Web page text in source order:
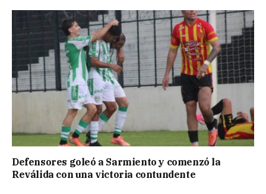
Defensores goleó a Sarmiento y comenzó la
Reválida con una victoria contundente